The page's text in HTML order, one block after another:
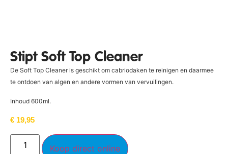
Stipt Soft Top Cleaner
De Soft Top Cleaner is geschikt om cabriodaken te reinigen en daarmee
te ontdoen van algen en andere vormen van vervuilingen.
Inhoud 600ml.
€ 19,95
Koop direct online